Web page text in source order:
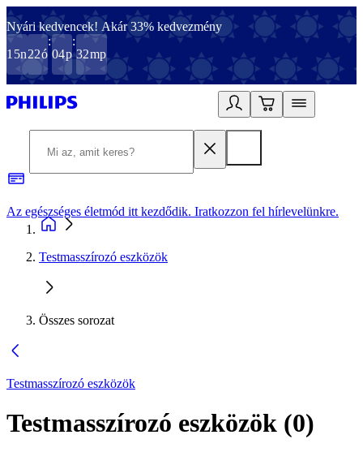
Nyári kedvencek! Akár 33% kedvezmény
15n22ó
:
04p
:
32mp
Az egészséges életmód itt kezdődik. Iratkozzon fel hírlevelünkre.
Testmasszírozó eszközök
Összes sorozat
Testmasszírozó eszközök
Testmasszírozó eszközök (0)